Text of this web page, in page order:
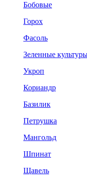
Бобовые
Горох
Фасоль
Зеленные
Укроп
Кориандр
Базилик
Петрушка
Мангольд
Шпинат
Щавель